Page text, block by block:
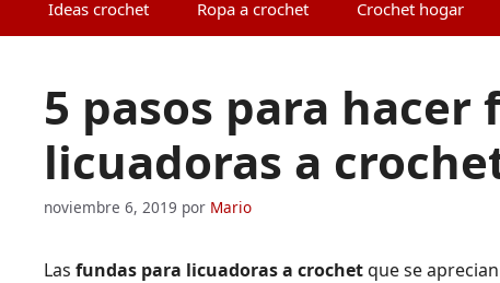
Ideas crochet Ropa a crochet Crochet hogar
5 pasos para hacer
licuadoras a
noviembre 6, 2019 por Mario
Las fundas para licuadoras a crochetque se